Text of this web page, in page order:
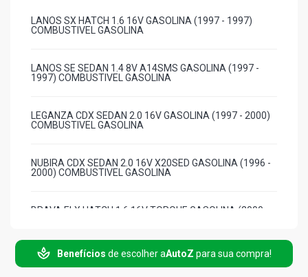
LANOS SX HATCH 1.6 16V GASOLINA (1997 - 1997)
COMBUSTIVEL GASOLINA
LANOS SE SEDAN 1.4 8V A14SMS GASOLINA (1997 -
1997) COMBUSTIVEL GASOLINA
LEGANZA CDX SEDAN 2.0 16V GASOLINA (1997 - 2000)
COMBUSTIVEL GASOLINA
NUBIRA CDX SEDAN 2.0 16V X20SED GASOLINA (1996 -
2000) COMBUSTIVEL GASOLINA
BRAVA ELX HATCH 1.6 16V TORQUE GASOLINA (2000 -
BRAVA SX HATCH 1.6 16V TORQUE GASOLINA (2000 -
2003) COMBUSTIVEL GASOLINA
Benefícios de escolher aAutoZ para sua compra!